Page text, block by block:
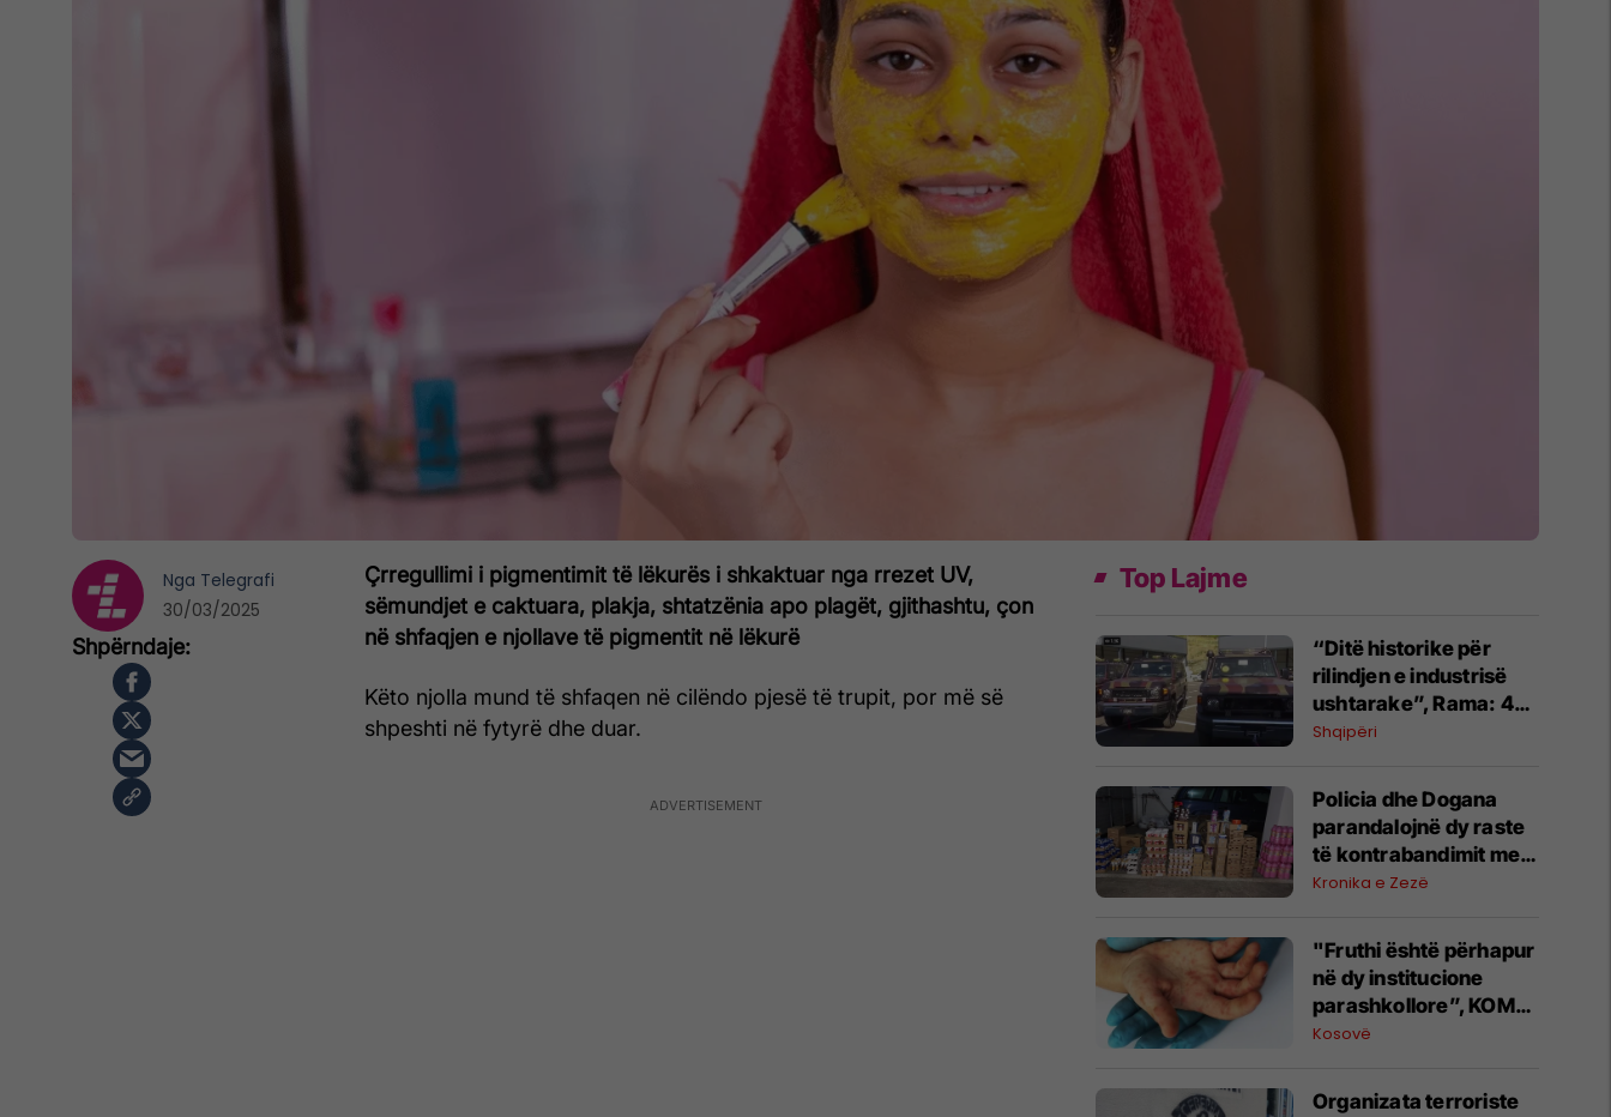
Çrregullimi i pigmentimit të lëkurës i shkaktuar nga rrezet UV,
sëmundjet e caktuara, plakja, shtatzënia apo plagët, gjithashtu, çon
në shfaqjen e njollave të pigmentit në lëkurë
Këto njolla mund të shfaqen në cilëndo pjesë të trupit, por më së
shpeshti në fytyrë dhe duar.
Nga Telegrafi
30/03/2025
Top Lajme
“Ditë historike për
rilindjen e industrisë
ushtarake”, Rama: 40
mjete të para taktike të
me standardet e
NATO-s
Shqipëri
Policia dhe Dogana
parandalojnë dy raste
të kontrabandimit me
mallra në kufi me
Kronika e Zezë
"Fruthi është përhapur
në dy institucione
parashkollore”, KOMF:
Duhet të zbatojnë në
kërkesat për vaksinim
Kosovë
Organizata terroriste